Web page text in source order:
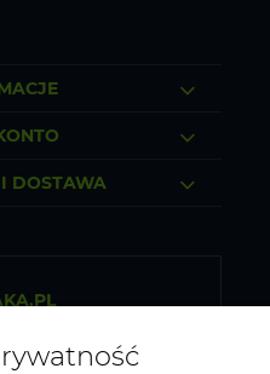
DOSTAWA
zdrową żywnością